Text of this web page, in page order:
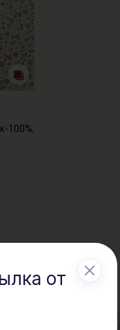
100%,
от